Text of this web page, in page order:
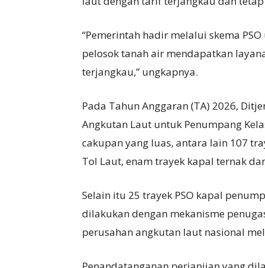
“Pemerintah hadir melalui skema
pelosok tanah air mendapatkan
terjangkau,” ungkapnya.
Pada Tahun Anggaran (TA) 2026,
Angkutan Laut untuk Penumpang
cakupan yang luas, antara lain 107
Tol Laut, enam trayek kapal ternak
Selain itu 25 trayek PSO kapal
dilakukan dengan mekanisme
perusahan angkutan laut nasional